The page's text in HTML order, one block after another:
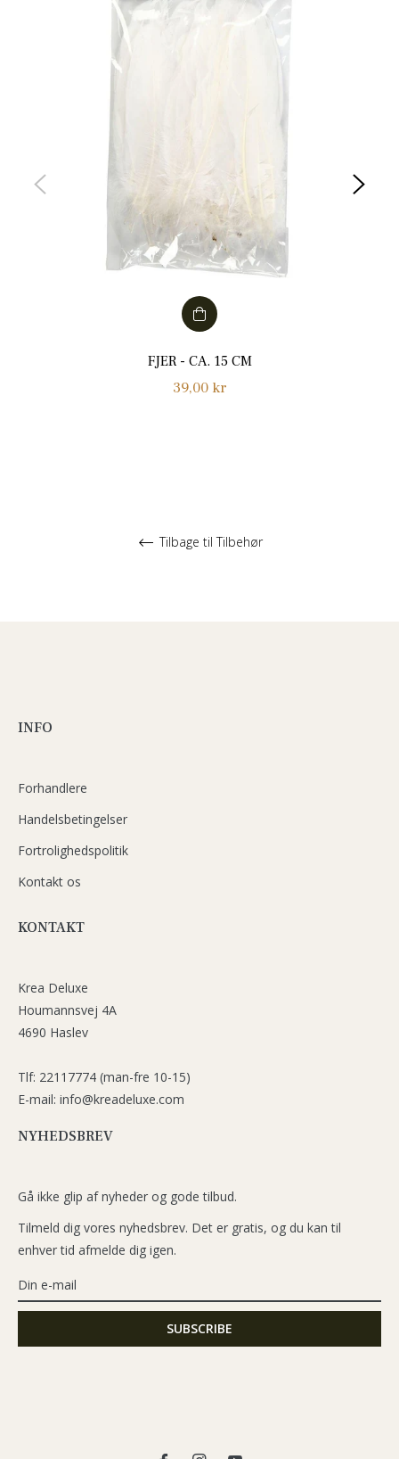
FJER - CA. 15 CM
Normalpris
39,00 kr
Tilbage til Tilbehør
INFO
Forhandlere
Handelsbetingelser
Fortrolighedspolitik
Kontakt os
KONTAKT
Krea Deluxe
Houmannsvej 4A
4690 Haslev
Tlf: 22117774 (man-fre 10-15)
E-mail: info@kreadeluxe.com
NYHEDSBREV
Gå ikke glip af nyheder og gode tilbud.
Tilmeld dig vores nyhedsbrev. Det er gratis, og du kan til
enhver tid afmelde dig igen.